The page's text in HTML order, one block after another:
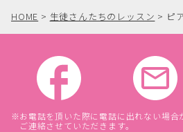
HOME > 生徒さんたちのレッスン > ピ
お電話を頂いた際に電話に出れない場合
ご連絡させていただきます。